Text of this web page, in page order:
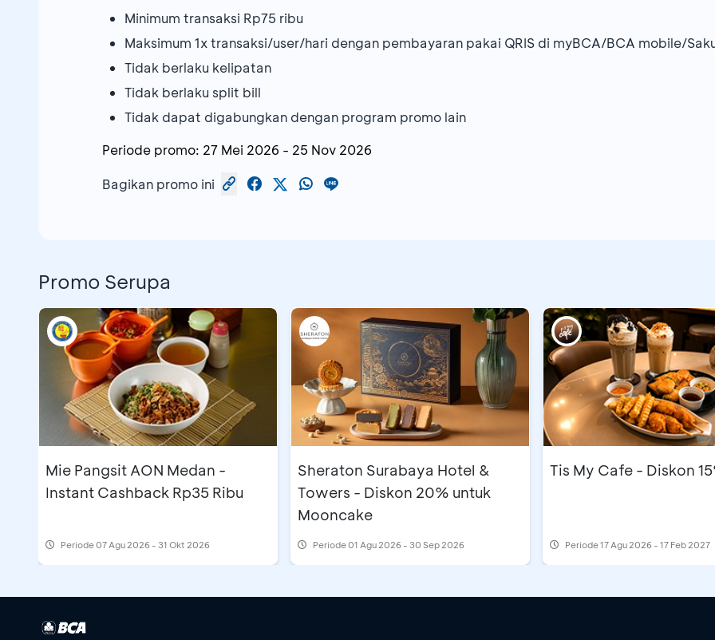
Minimum transaksi Rp75 ribu
Maksimum 1x transaksi/user/hari dengan pembayaran pakai QRIS di myBCA/BCA mobile/
Tidak berlaku kelipatan
Tidak berlaku split bill
Tidak dapat digabungkan dengan program promo lain
Periode promo: 27 Mei 2026 - 25 Nov 2026
Bagikan promo ini
Promo Serupa
Mie Pangsit AON Medan -
Instant Cashback Rp35 Ribu
Periode07 Agu 2026 - 31 Okt 2026
Sheraton Surabaya Hotel &
Towers - Diskon 20% untuk
Mooncake
Periode01 Agu 2026 - 30 Sep 2026
Tis My Cafe - Diskon
Periode17 Agu 2026 - 17 Feb 2027